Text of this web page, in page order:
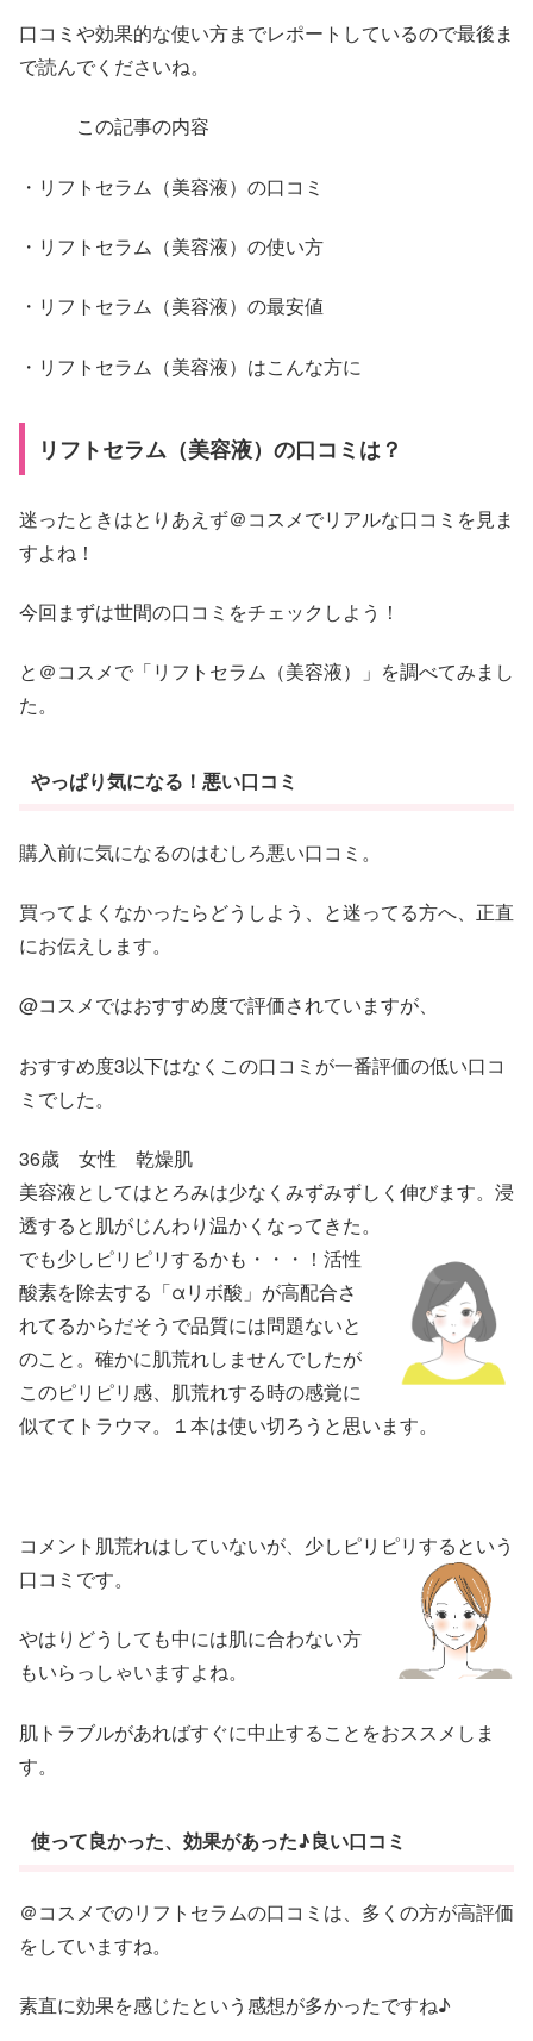
口コミや効果的な使い方までレポートしているので最後ま
で読んでくださいね。
この記事の内容
・リフトセラム（美容液）の口コミ
・リフトセラム（美容液）の使い方
・リフトセラム（美容液）の最安値
・リフトセラム（美容液）はこんな方に
リフトセラム（美容液）の口コミは？
迷ったときはとりあえず＠コスメでリアルな口コミを見ま
すよね！
今回まずは世間の口コミをチェックしよう！
と＠コスメで「リフトセラム（美容液）」を調べてみまし
た。
やっぱり気になる！悪い口コミ
購入前に気になるのはむしろ悪い口コミ。
買ってよくなかったらどうしよう、と迷ってる方へ、正直
にお伝えします。
@コスメではおすすめ度で評価されていますが、
おすすめ度3以下はなくこの口コミが一番評価の低い口コ
ミでした。
36歳 女性 乾燥肌
美容液としてはとろみは少なくみずみずしく伸びます。浸
透すると肌がじんわり温かくなってきた。
でも少しピリピリするかも・・・！活性
酸素を除去する「αリボ酸」が高配合さ
れてるからだそうで品質には問題ないと
のこと。確かに肌荒れしませんでしたが
このピリピリ感、肌荒れする時の感覚に
似ててトラウマ。１本は使い切ろうと思います。
コメント 肌荒れはしていないが、少しピリピリするという
口コミです。
やはりどうしても中には肌に合わない方
もいらっしゃいますよね。
肌トラブルがあればすぐに中止することをおススメしま
す。
使って良かった、効果があった♪良い口コミ
＠コスメでのリフトセラムの口コミは、多くの方が高評価
をしていますね。
素直に効果を感じたという感想が多かったですね♪